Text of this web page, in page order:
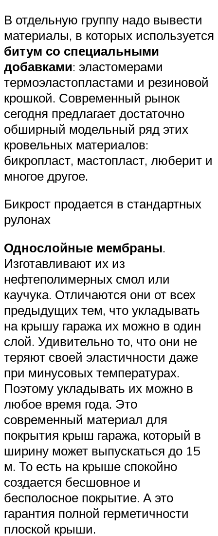
В отдельную группу надо вывести
материалы, в которых используется
битум со специальными
добавками: эластомерами
термоэластопластами и резиновой
крошкой. Современный рынок
сегодня предлагает достаточно
обширный модельный ряд этих
кровельных материалов:
бикропласт, мастопласт, люберит и
многое другое.
Бикрост продается в стандартных
рулонах
Однослойные мембраны.
Изготавливают их из
нефтеполимерных смол или
каучука. Отличаются они от всех
предыдущих тем, что укладывать
на крышу гаража их можно в один
слой. Удивительно то, что они не
теряют своей эластичности даже
при минусовых температурах.
Поэтому укладывать их можно в
любое время года. Это
современный материал для
покрытия крыш гаража, который в
ширину может выпускаться до 15
м. То есть на крыше спокойно
создается бесшовное и
бесполосное покрытие. А это
гарантия полной герметичности
плоской крыши.